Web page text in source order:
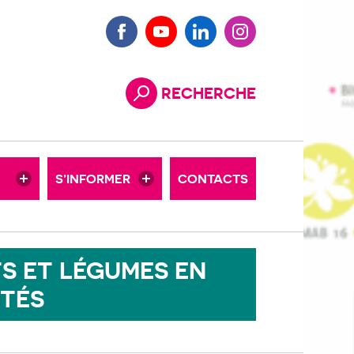
RECHERCHE
Rechercher
S’INFORMER
BULLETINS TECHNIQUES
L’ACTU DES TERRITOIRES
DOCUTHÈQUE
VIDÉOS CONTACTS
FacebookYoutubeLinkedInInstagram
ET LÉGUMES EN